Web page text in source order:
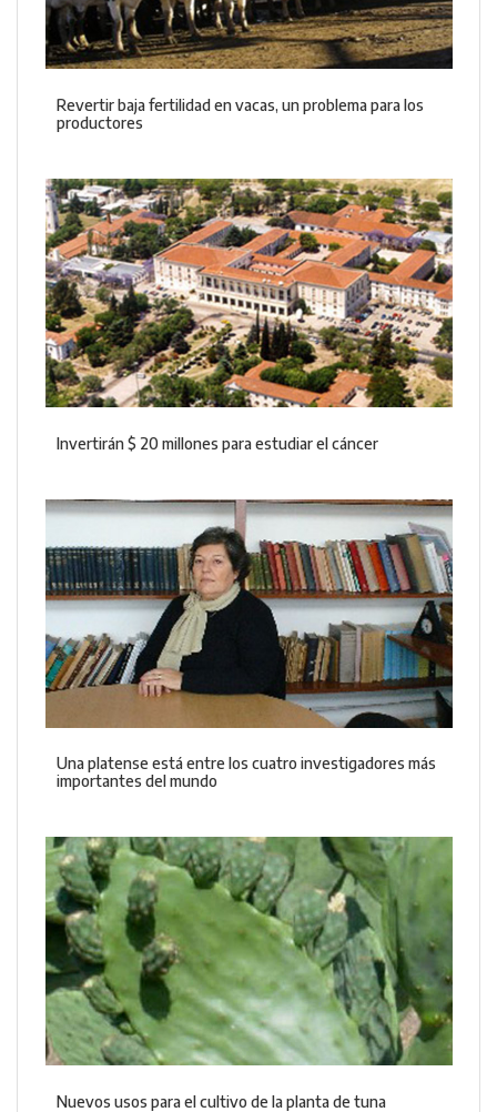
Revertir baja fertilidad en vacas, un problema para los
productores
Invertirán $ 20 millones para estudiar el cáncer
Una platense está entre los cuatro investigadores más
importantes del mundo
Nuevos usos para el cultivo de la planta de tuna